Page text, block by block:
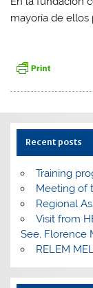
mayoría de ellos
Recent posts
Training
Meeting of
Regional
Visit from
See, Florence
RELEM